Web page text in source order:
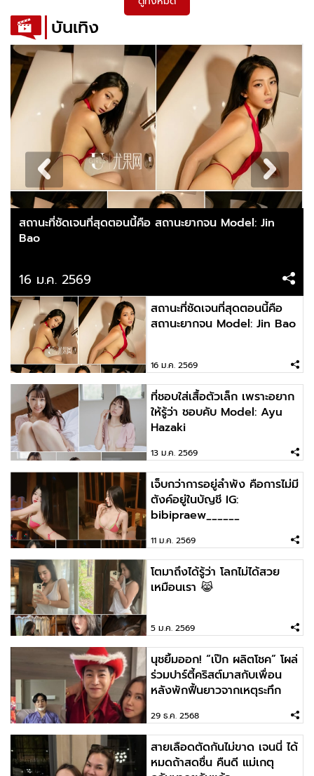
บันเทิง
สถานะที่ชัดเจนที่สุดตอนนี้คือ สถานะยากจน Model: Jin
Bao
16 ม.ค. 2569
สถานะที่ชัดเจนที่สุดตอนนี้คือ
สถานะยากจน Model: Jin Bao
16 ม.ค. 2569
ที่ชอบใส่เสื้อตัวเล็ก เพราะอยาก
ให้รู้ว่า ชอบคับ Model: Ayu
Hazaki
13 ม.ค. 2569
เจ็บกว่าการอยู่ลำพัง คือการไม่มี
ตังค์อยู่ในบัญชี IG:
bibipraew______
11 ม.ค. 2569
โตมาถึงได้รู้ว่า โลกไม่ได้สวย
เหมือนเรา 😹
5 ม.ค. 2569
นุชยิ้มออก! “เป๊ก ผลิตโชค” โผล่
ร่วมปาร์ตี้คริสต์มาสกับเพื่อน
หลังพักฟื้นยาวจากเหตุระทึก
29 ธ.ค. 2568
สายเลือดตัดกันไม่ขาด เจนนี่ ได้
หมดถ้าสดชื่น คืนดี แม่เกตุ